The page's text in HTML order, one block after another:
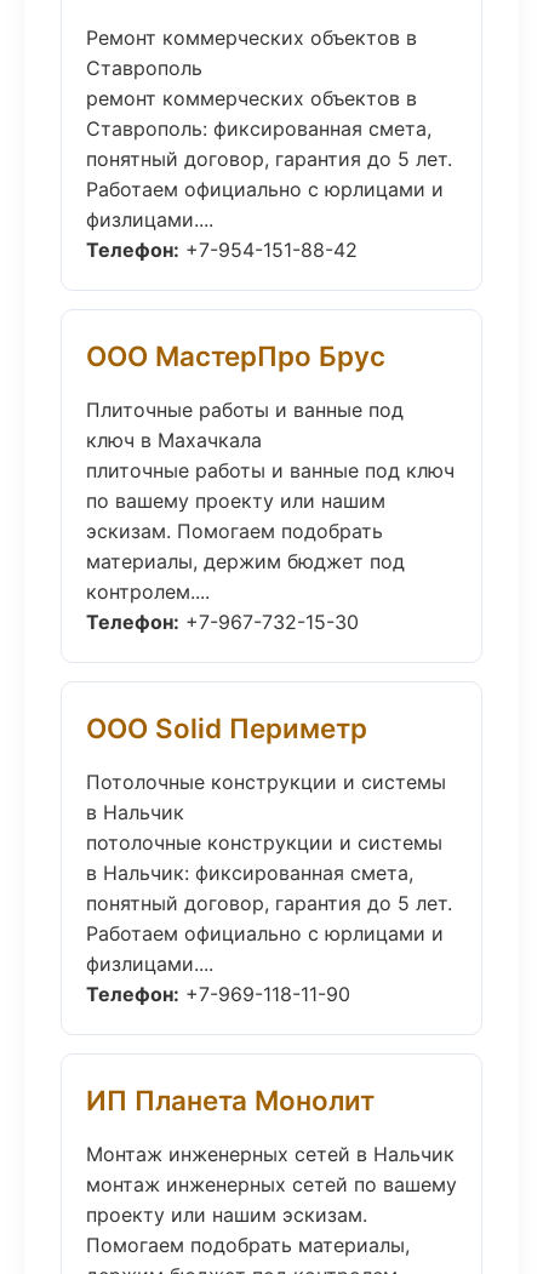
Ремонт коммерческих объектов в
Ставрополь
ремонт коммерческих объектов в
Ставрополь: фиксированная смета,
понятный договор, гарантия до 5 лет.
Работаем официально с юрлицами и
физлицами....
Телефон: +7-954-151-88-42
ООО МастерПро Брус
Плиточные работы и ванные под
ключ в Махачкала
плиточные работы и ванные под ключ
по вашему проекту или нашим
эскизам. Помогаем подобрать
материалы, держим бюджет под
контролем....
Телефон: +7-967-732-15-30
ООО Solid Периметр
Потолочные конструкции и системы
в Нальчик
потолочные конструкции и системы
в Нальчик: фиксированная смета,
понятный договор, гарантия до 5 лет.
Работаем официально с юрлицами и
физлицами....
Телефон: +7-969-118-11-90
ИП Планета Монолит
Монтаж инженерных сетей в Нальчик
монтаж инженерных сетей по вашему
проекту или нашим эскизам.
Помогаем подобрать материалы,